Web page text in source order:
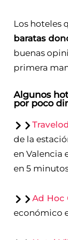
Los hoteles
baratas
buenas
primera
Algunos
por poco
de la
en Valencia
en 5
Ad Hoc
económico